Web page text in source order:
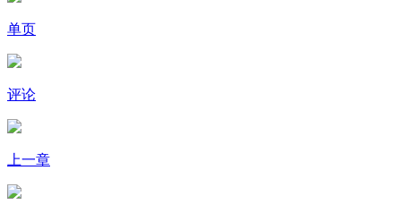
单页
评论
上一章